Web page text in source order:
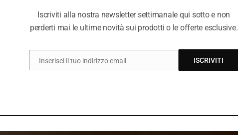
Iscriviti alla nostra newsletter settimanale qui sotto e non
perderti mai le ultime novità sui prodotti o le offerte esclusive.
EMAIL
Inserisci il tuo indirizzo email ISCRIVITI